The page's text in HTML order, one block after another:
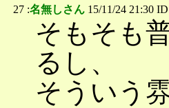
27 :名無しさん 15/11/24 21:30
そもそも
るし、
そういう